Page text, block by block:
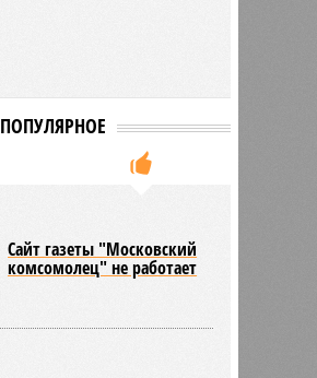
ПОПУЛЯРНОЕ
Сайт газеты "Московский
комсомолец" не работает